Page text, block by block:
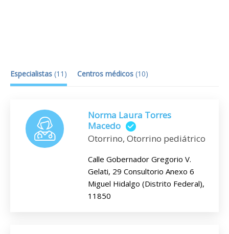
Especialistas (11 ) Centros médicos (10)
Norma Laura Torres
Macedo
Otorrino, Otorrino pediátrico
Calle Gobernador Gregorio V.
Gelati, 29 Consultorio Anexo 6
Miguel Hidalgo (Distrito Federal),
11850